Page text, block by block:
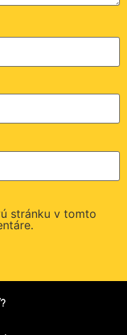
stránku v tomto